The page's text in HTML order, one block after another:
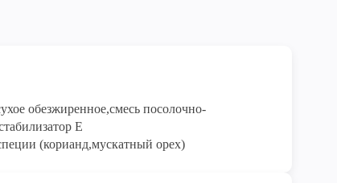
обезжиренное,смесь посолочно-
Е
(корианд,мускатный орех)